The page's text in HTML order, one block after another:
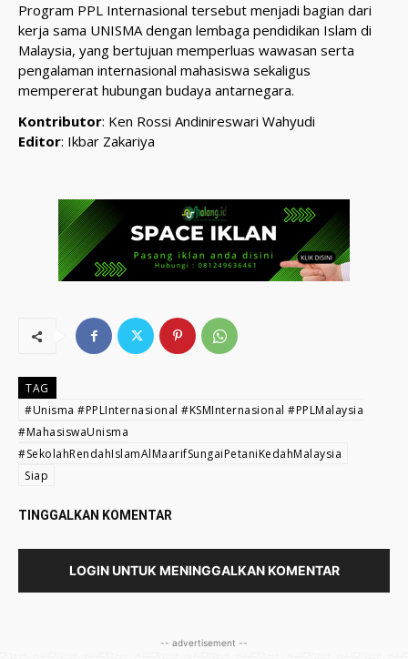
Program PPL Internasional tersebut menjadi bagian dari
kerja sama UNISMA dengan lembaga pendidikan Islam di
Malaysia, yang bertujuan memperluas wawasan serta
pengalaman internasional mahasiswa sekaligus
mempererat hubungan budaya antarnegara.
Kontributor: Ken Rossi Andinireswari Wahyudi
Editor: Ikbar Zakariya
TAG
#Unisma #PPLInternasional #KSMInternasional #PPLMalaysia
#MahasiswaUnisma
#SekolahRendahIslamAlMaarifSungaiPetaniKedahMalaysia
Siap
TINGGALKAN KOMENTAR
LOGIN UNTUK MENINGGALKAN KOMENTAR
-- advertisement --